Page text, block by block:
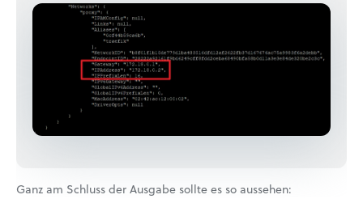
Ganz am Schluss der Ausgabe sollte es so aussehen: